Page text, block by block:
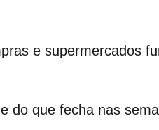
e supermercados
do que fecha nas